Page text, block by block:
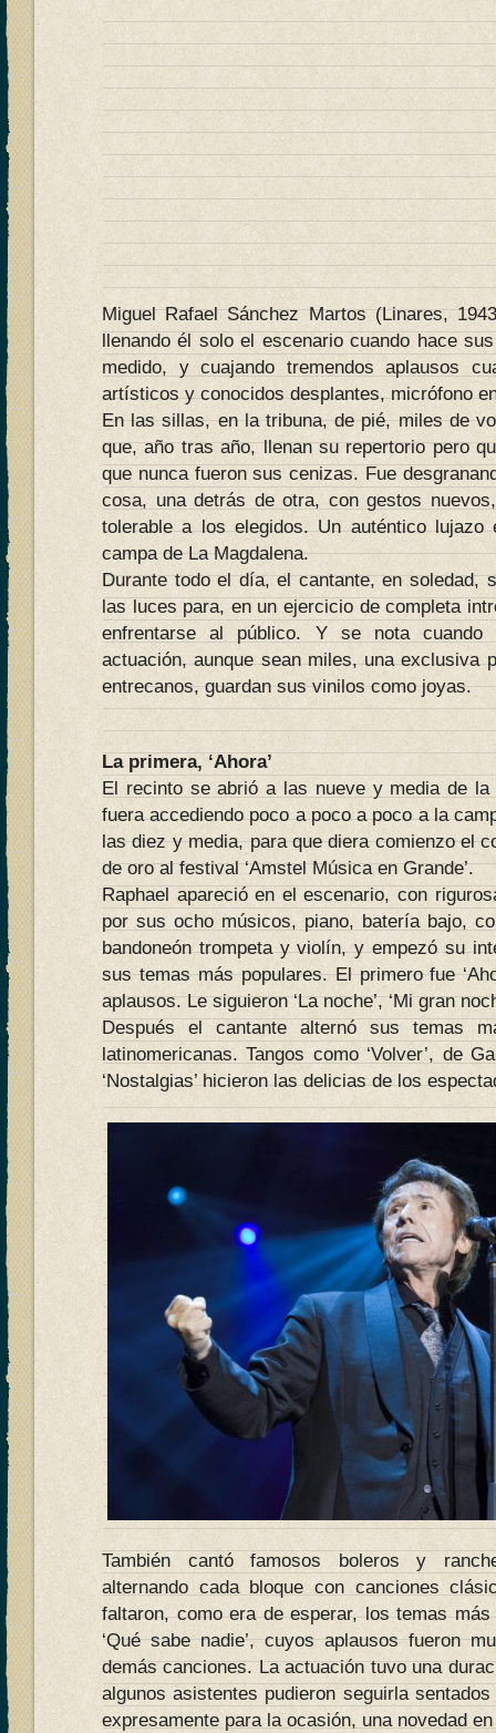
Miguel Rafael Sánchez Martos (Linares,
llenando él solo el escenario cuando hace
medido, y cuajando tremendos aplausos
artísticos y conocidos desplantes, micrófono
En las sillas, en la tribuna, de pié, miles de
que, año tras año, llenan su repertorio pero
que nunca fueron sus cenizas. Fue
cosa, una detrás de otra, con gestos
tolerable a los elegidos. Un auténtico
campa de La Magdalena.
Durante todo el día, el cantante, en soledad,
las luces para, en un ejercicio de completa
enfrentarse al público. Y se nota
actuación, aunque sean miles, una exclusiva
entrecanos, guardan sus vinilos como joyas.
La primera, ‘Ahora’
El recinto se abrió a las nueve y media de la
fuera accediendo poco a poco a poco a la
las diez y media, para que diera comienzo el
de oro al festival ‘Amstel Música en Grande’.
Raphael apareció en el escenario, con
por sus ocho músicos, piano, batería bajo,
bandoneón trompeta y violín, y empezó su
sus temas más populares. El primero fue
aplausos. Le siguieron ‘La noche’, ‘Mi gran
Después el cantante alternó sus temas
latinomericanas. Tangos como ‘Volver’, de
‘Nostalgias’ hicieron las delicias de los
También cantó famosos boleros y
alternando cada bloque con canciones
faltaron, como era de esperar, los temas más
‘Qué sabe nadie’, cuyos aplausos fueron
demás canciones. La actuación tuvo una
algunos asistentes pudieron seguirla
expresamente para la ocasión, una novedad